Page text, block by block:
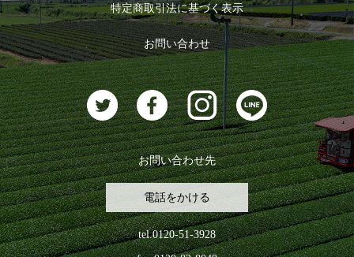
おすすめのお茶
お茶に合うスイーツ
ログアウト
特定商取引法に基づく表示
お問い合わせ
お問い合わせ先
電話をかける
tel.0120-51-3928